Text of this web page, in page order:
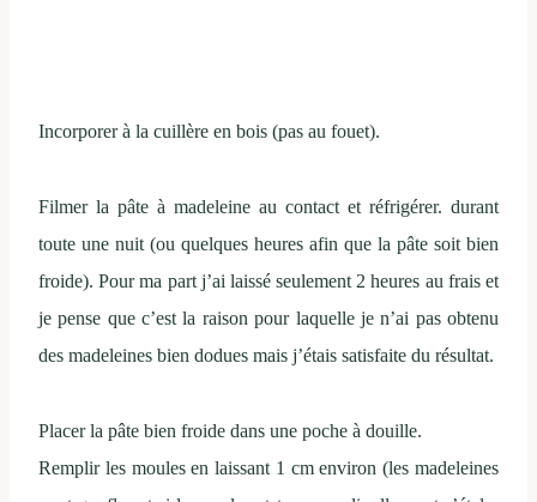
Incorporer à la cuillère en bois (pas au fouet).
Filmer la pâte à madeleine au contact et réfrigérer. durant
toute une nuit (ou quelques heures afin que la pâte soit bien
froide). Pour ma part j’ai laissé seulement 2 heures au frais et
je pense que c’est la raison pour laquelle je n’ai pas obtenu
des madeleines bien dodues mais j’étais satisfaite du résultat.
Placer la pâte bien froide dans une poche à douille.
Remplir les moules en laissant 1 cm environ (les madeleines